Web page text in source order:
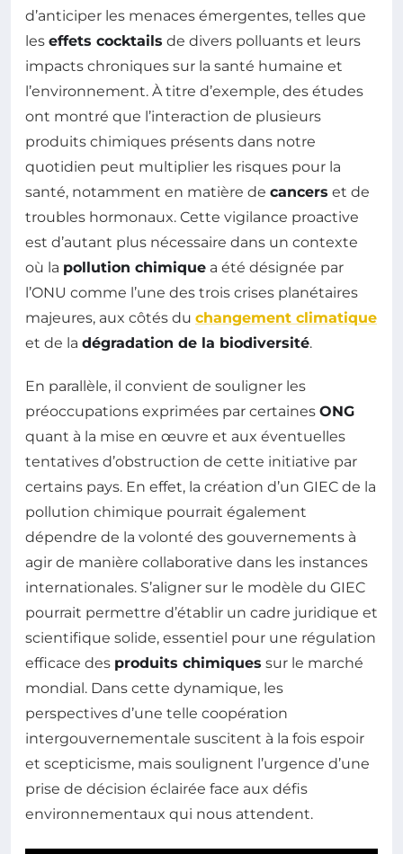
d’anticiper les menaces émergentes, telles que
les effets cocktails de divers polluants et leurs
impacts chroniques sur la santé humaine et
l’environnement. À titre d’exemple, des études
ont montré que l’interaction de plusieurs
produits chimiques présents dans notre
quotidien peut multiplier les risques pour la
santé, notamment en matière de cancers et de
troubles hormonaux. Cette vigilance proactive
est d’autant plus nécessaire dans un contexte
où la pollution chimique a été désignée par
l’ONU comme l’une des trois crises planétaires
majeures, aux côtés du changement climatique
et de la dégradation de la biodiversité.
En parallèle, il convient de souligner les
préoccupations exprimées par certaines ONG
quant à la mise en œuvre et aux éventuelles
tentatives d’obstruction de cette initiative par
certains pays. En effet, la création d’un GIEC de la
pollution chimique pourrait également
dépendre de la volonté des gouvernements à
agir de manière collaborative dans les instances
internationales. S’aligner sur le modèle du GIEC
pourrait permettre d’établir un cadre juridique et
scientifique solide, essentiel pour une régulation
efficace des produits chimiques sur le marché
mondial. Dans cette dynamique, les
perspectives d’une telle coopération
intergouvernementale suscitent à la fois espoir
et scepticisme, mais soulignent l’urgence d’une
prise de décision éclairée face aux défis
environnementaux qui nous attendent.